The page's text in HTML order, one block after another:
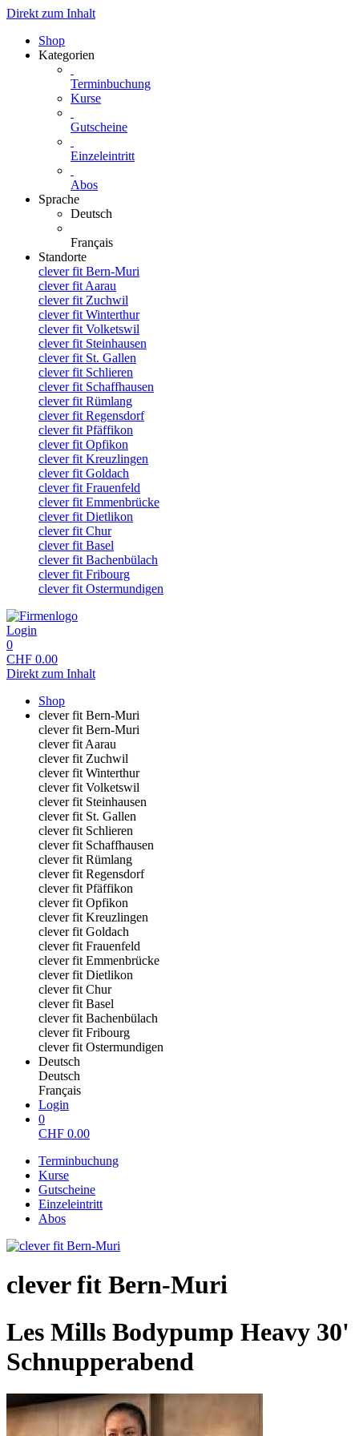
Direkt zum Inhalt
Shop
Kategorien
Terminbuchung
Kurse
Gutscheine
Einzeleintritt
Abos
Sprache
Deutsch
Français
Standorte
clever fit Bern-Muri
clever fit Aarau
clever fit Zuchwil
clever fit Winterthur
clever fit Volketswil
clever fit Steinhausen
clever fit St. Gallen
clever fit Schlieren
clever fit Schaffhausen
clever fit Rümlang
clever fit Regensdorf
clever fit Pfäffikon
clever fit Opfikon
clever fit Kreuzlingen
clever fit Goldach
clever fit Frauenfeld
clever fit Emmenbrücke
clever fit Dietlikon
clever fit Chur
clever fit Basel
clever fit Bachenbülach
clever fit Fribourg
clever fit Ostermundigen
Login
0
CHF 0.00
Direkt zum Inhalt
Shop
clever fit Bern-Muri
clever fit Bern-Muri
clever fit Aarau
clever fit Zuchwil
clever fit Winterthur
clever fit Volketswil
clever fit Steinhausen
clever fit St. Gallen
clever fit Schlieren
clever fit Schaffhausen
clever fit Rümlang
clever fit Regensdorf
clever fit Pfäffikon
clever fit Opfikon
clever fit Kreuzlingen
clever fit Goldach
clever fit Frauenfeld
clever fit Emmenbrücke
clever fit Dietlikon
clever fit Chur
clever fit Basel
clever fit Bachenbülach
clever fit Fribourg
clever fit Ostermundigen
Deutsch
Deutsch
Français
Login
0
CHF 0.00
Terminbuchung
Kurse
Gutscheine
Einzeleintritt
Abos
clever fit Bern-Muri
Les Mills Bodypump Heavy 30'
Schnupperabend